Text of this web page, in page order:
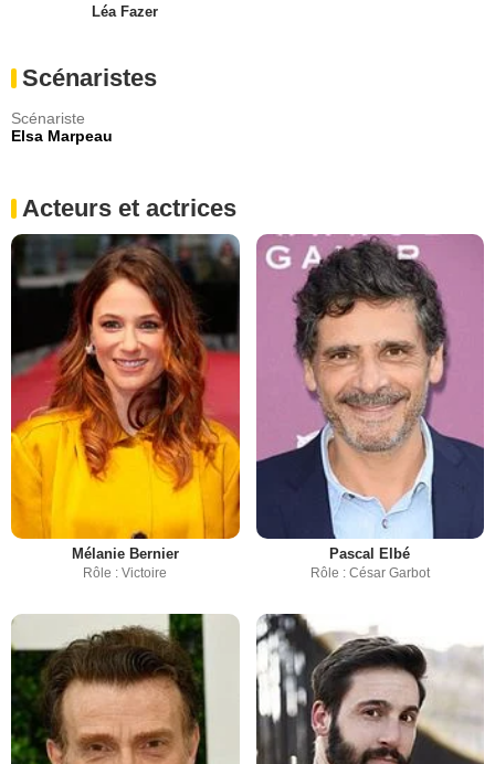
Léa Fazer
Scénaristes
Scénariste
Elsa Marpeau
Acteurs et actrices
Mélanie Bernier
Rôle : Victoire
Pascal Elbé
Rôle : César Garbot